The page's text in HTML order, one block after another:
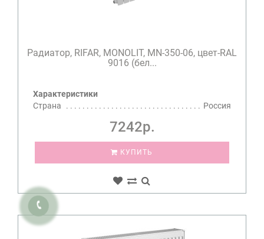
Радиатор, RIFAR, MONOLIT, MN-350-06, цвет-RAL
9016 (бел...
Характеристики
Страна
Россия
7242р.
КУПИТЬ